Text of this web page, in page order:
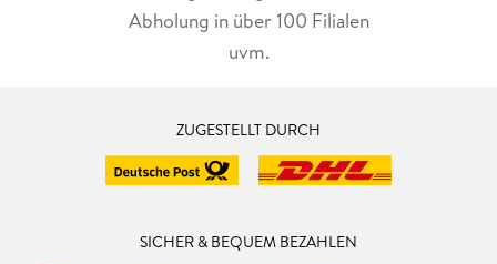
Abholung in über 100 Filialen
uvm.
ZUGESTELLT DURCH
SICHER & BEQUEM BEZAHLEN